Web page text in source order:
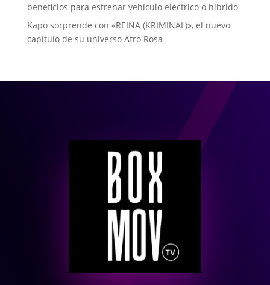
beneficios para estrenar vehículo eléctrico o híbrido
Kapo sorprende con «REINA (KRIMINAL)», el nuevo
capítulo de su universo Afro Rosa